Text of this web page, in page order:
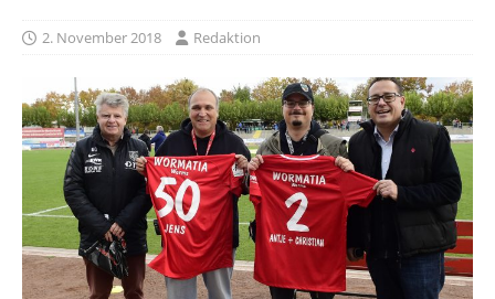
2. November 2018 Redaktion